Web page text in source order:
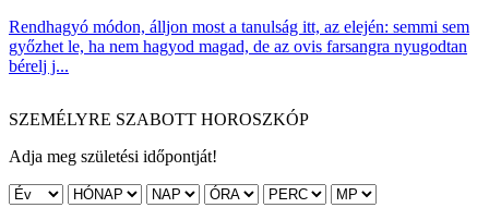
Rendhagyó módon, álljon most a tanulság itt, az elején: semmi sem
győzhet le, ha nem hagyod magad, de az ovis farsangra nyugodtan
bérelj j...
SZEMÉLYRE SZABOTT HOROSZKÓP
Adja meg születési időpontját!